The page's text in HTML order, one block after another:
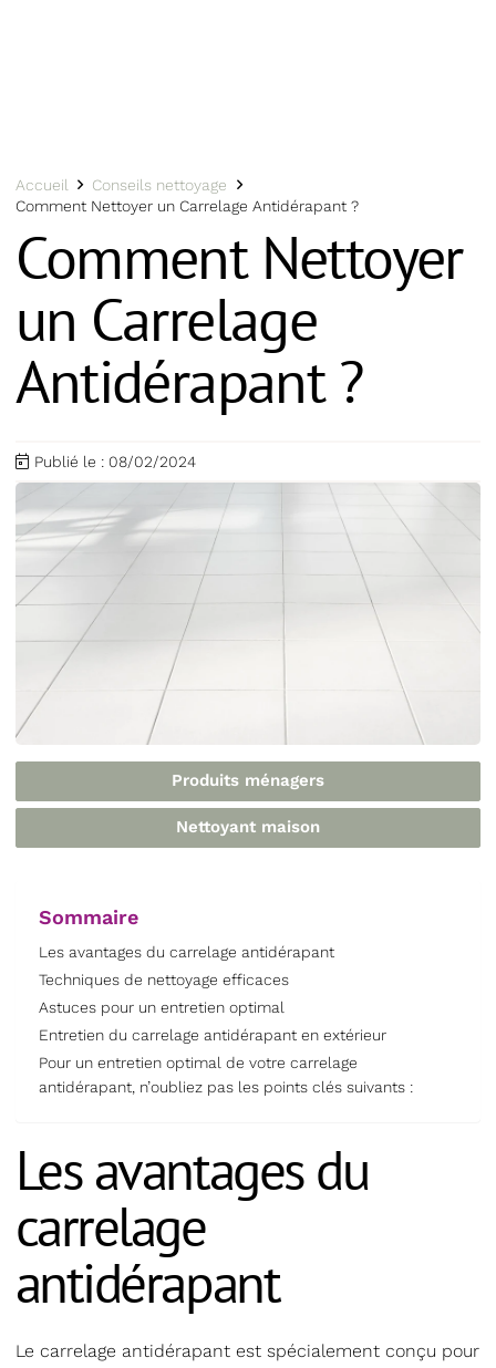
Accueil
Conseils nettoyage
Comment Nettoyer un Carrelage Antidérapant ?
Comment Nettoyer
un Carrelage
Antidérapant ?
Publié le :08/02/2024
Produits ménagers
Nettoyant maison
Sommaire
Les avantages du carrelage antidérapant
Techniques de nettoyage efficaces
Astuces pour un entretien optimal
Entretien du carrelage antidérapant en extérieur
Pour un entretien optimal de votre carrelage
antidérapant, n’oubliez pas les points clés suivants :
Les avantages du
carrelage
antidérapant
Le carrelage antidérapant est spécialement conçu pour